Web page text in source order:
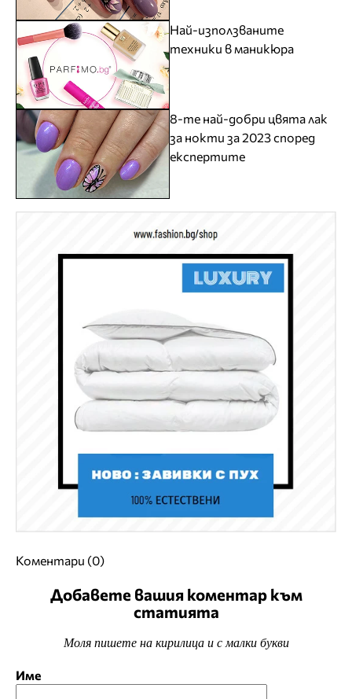
Най-използваните
техники в маникюра
8-те най-добри цвята лак
за нокти за 2023 според
експертите
Коментари (0)
Добавете вашия коментар към
статията
Моля пишете на кирилица и с малки букви
Име